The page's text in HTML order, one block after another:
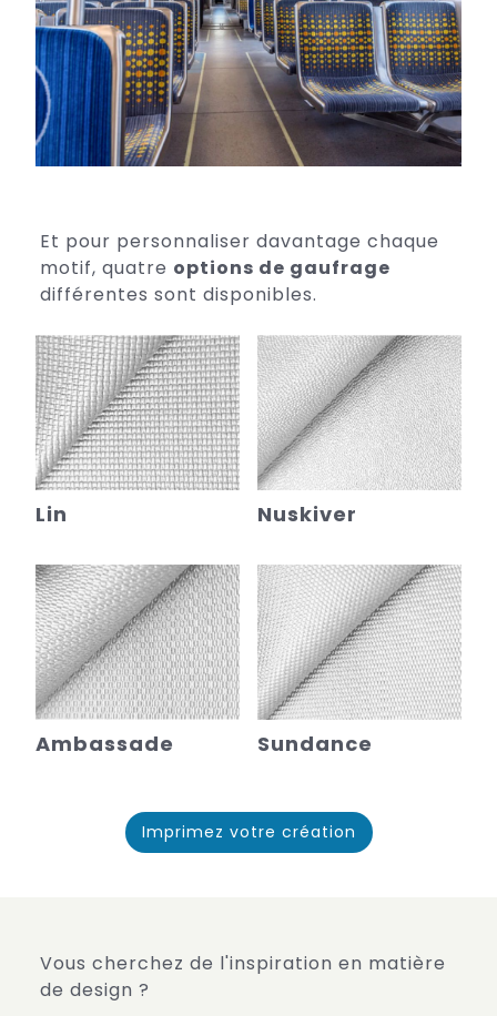
Et pour personnaliser davantage chaque
motif, quatre options de gaufrage
différentes sont disponibles.
Lin Nuskiver
Ambassade Sundance
Imprimez votre création
Vous cherchez de l'inspiration en matière
de design ?